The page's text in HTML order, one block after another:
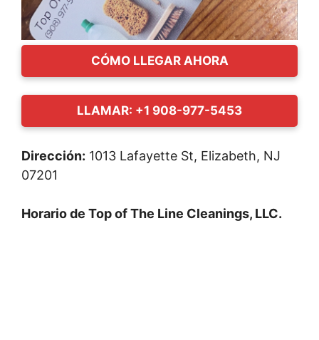
CÓMO LLEGAR AHORA
LLAMAR: +1 908-977-5453
Dirección: 1013 Lafayette St, Elizabeth, NJ
07201
Horario de Top of The Line Cleanings, LLC.